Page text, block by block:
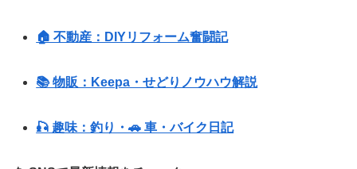
🏠 不動産：DIYリフォーム奮闘記
📚 物販：Keepa・せどりノウハウ解説
🎣 趣味：釣り・🚗 車・バイク日記